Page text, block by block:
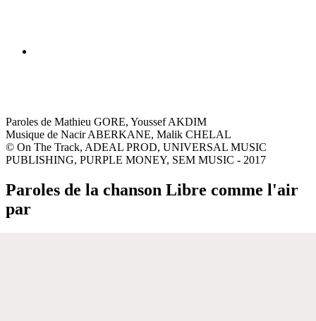
Paroles de Mathieu GORE, Youssef AKDIM
Musique de Nacir ABERKANE, Malik CHELAL
© On The Track, ADEAL PROD, UNIVERSAL MUSIC
PUBLISHING, PURPLE MONEY, SEM MUSIC - 2017
Paroles de la chanson Libre comme l'air
par